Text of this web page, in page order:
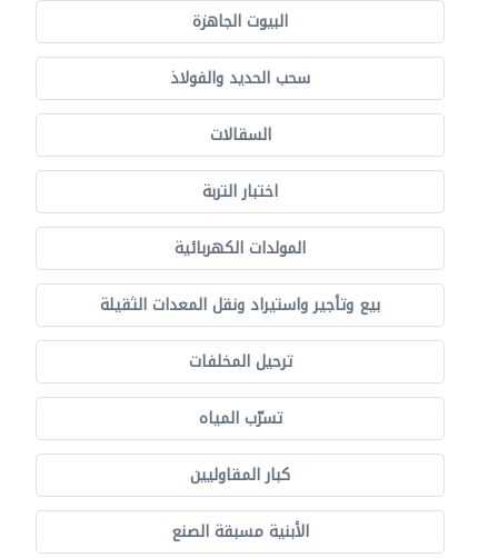
البيوت الجاهزة
سحب الحديد والفولاذ
السقالات
اختبار التربة
المولدات الكهربائية
بيع وتأجير واستيراد ونقل المعدات الثقيلة
ترحيل المخلفات
تسرّب المياه
كبار المقاوليين
الأبنية مسبقة الصنع